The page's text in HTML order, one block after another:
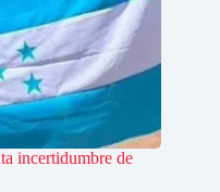
incertidumbre de